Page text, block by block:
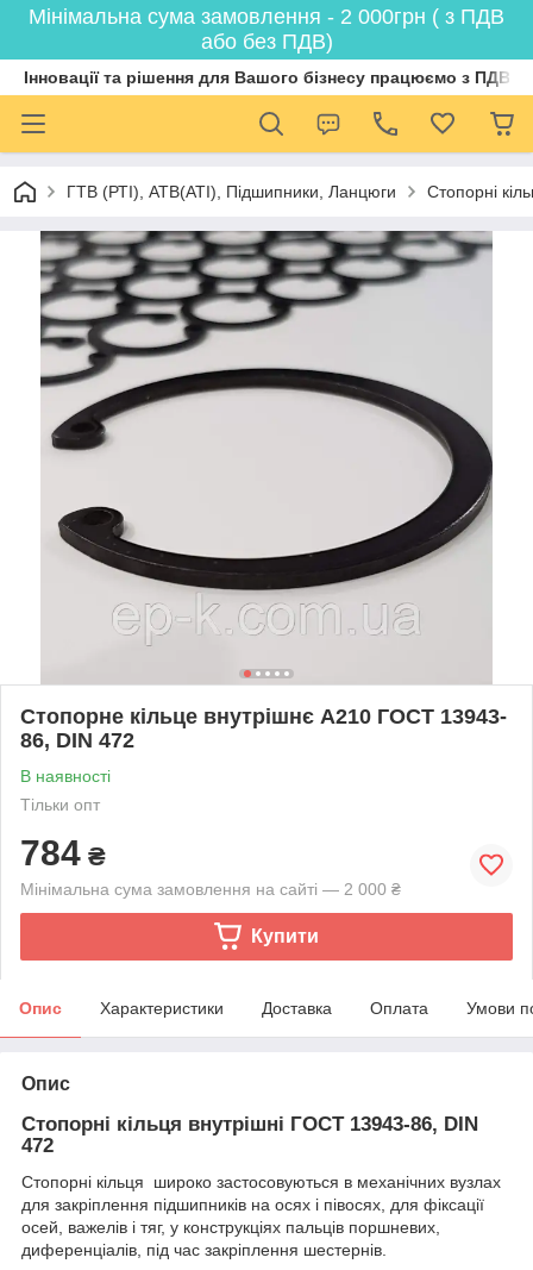
Мінімальна сума замовлення - 2 000грн ( з ПДВ
або без ПДВ)
Інновації та рішення для Вашого бізнесу працюємо з ПДВ
ГТВ (РТI), АТВ(АТI), Пiдшипники, Ланцюги Стопорні
Стопорне кільце внутрішнє А210 ГОСТ 13943-
86, DIN 472
В наявності
Тільки опт
784 ₴
Мінімальна сума замовлення на сайті — 2 000 ₴
Купити
Опис Характеристики Доставка Оплата Умови
Опис
Стопорні кільця внутрішні ГОСТ 13943-86, DIN
472
Стопорні кільця широко застосовуються в механічних вузлах
для закріплення підшипників на осях і півосях, для фіксації
осей, важелів і тяг, у конструкціях пальців поршневих,
диференціалів, під час закріплення шестернів.